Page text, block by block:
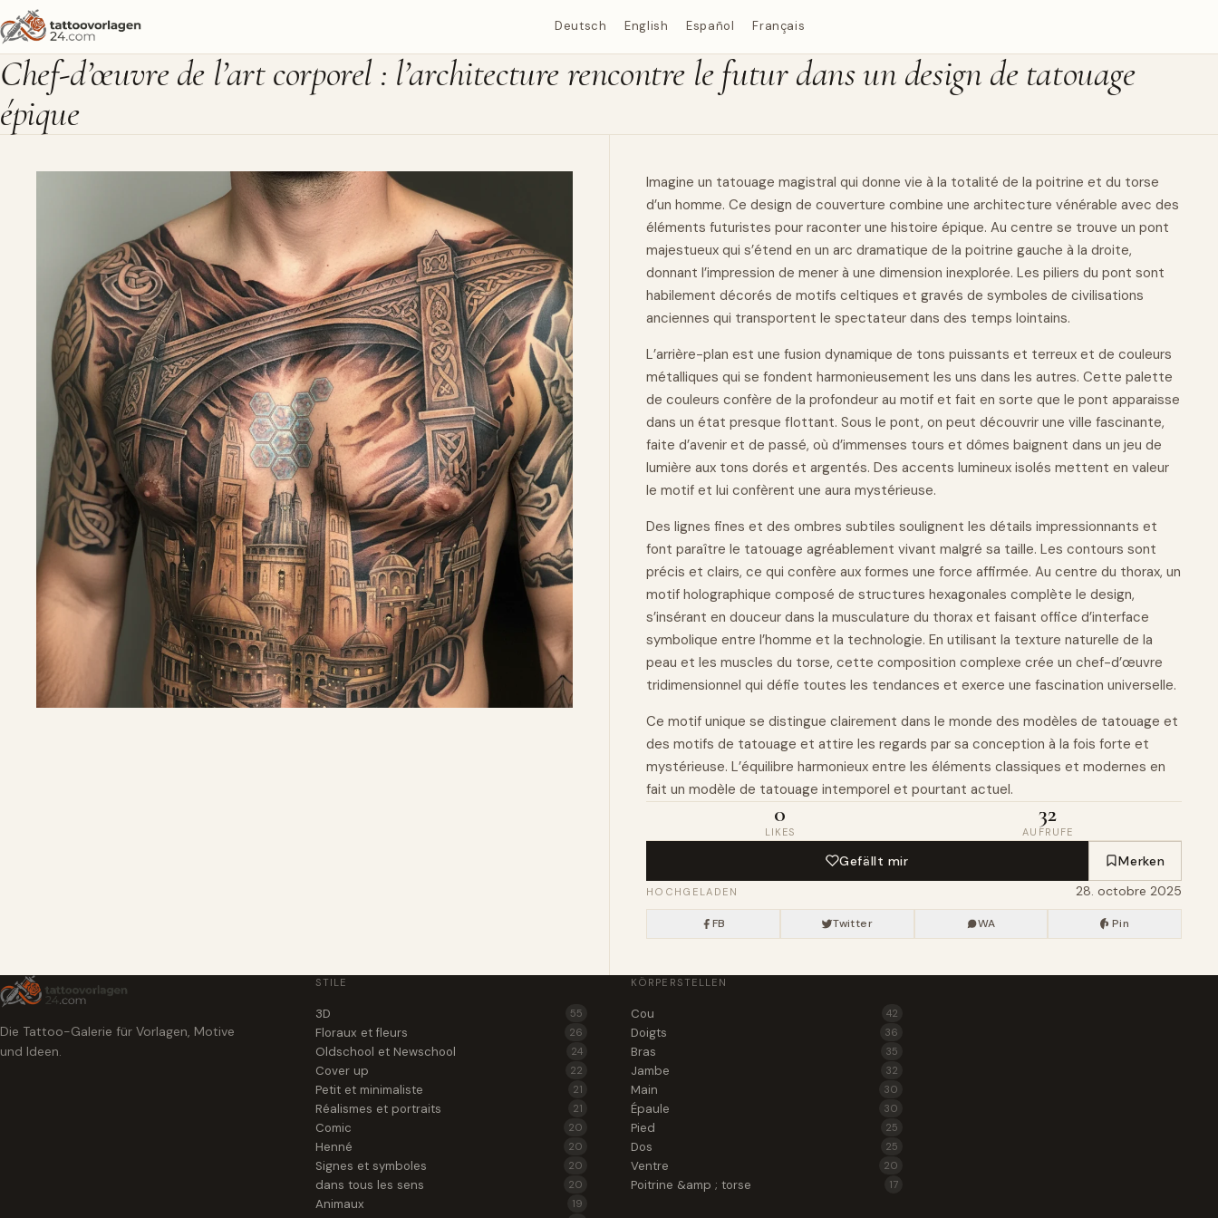
Deutsch English Español Français
Chef-d’œuvre de l’art corporel : l’architecture rencontre le futur dans un design de tatouage
épique
Imagine un tatouage magistral qui donne vie à la totalité de la poitrine et du torse
d’un homme. Ce design de couverture combine une architecture vénérable avec des
éléments futuristes pour raconter une histoire épique. Au centre se trouve un pont
majestueux qui s’étend en un arc dramatique de la poitrine gauche à la droite,
donnant l’impression de mener à une dimension inexplorée. Les piliers du pont sont
habilement décorés de motifs celtiques et gravés de symboles de civilisations
anciennes qui transportent le spectateur dans des temps lointains.
L’arrière-plan est une fusion dynamique de tons puissants et terreux et de couleurs
métalliques qui se fondent harmonieusement les uns dans les autres. Cette palette
de couleurs confère de la profondeur au motif et fait en sorte que le pont apparaisse
dans un état presque flottant. Sous le pont, on peut découvrir une ville fascinante,
faite d’avenir et de passé, où d’immenses tours et dômes baignent dans un jeu de
lumière aux tons dorés et argentés. Des accents lumineux isolés mettent en valeur
le motif et lui confèrent une aura mystérieuse.
Des lignes fines et des ombres subtiles soulignent les détails impressionnants et
font paraître le tatouage agréablement vivant malgré sa taille. Les contours sont
précis et clairs, ce qui confère aux formes une force affirmée. Au centre du thorax, un
motif holographique composé de structures hexagonales complète le design,
s’insérant en douceur dans la musculature du thorax et faisant office d’interface
symbolique entre l’homme et la technologie. En utilisant la texture naturelle de la
peau et les muscles du torse, cette composition complexe crée un chef-d’œuvre
tridimensionnel qui défie toutes les tendances et exerce une fascination universelle.
Ce motif unique se distingue clairement dans le monde des modèles de tatouage et
des motifs de tatouage et attire les regards par sa conception à la fois forte et
mystérieuse. L’équilibre harmonieux entre les éléments classiques et modernes en
fait un modèle de tatouage intemporel et pourtant actuel.
0
LIKES
32
AUFRUFE
Gefällt mir Merken
HOCHGELADEN 28. octobre 2025
FB Twitter WA Pin
Die Tattoo-Galerie für Vorlagen, Motive
und Ideen.
STILE
3D 55
Floraux et fleurs 26
Oldschool et Newschool 24
Cover up 22
Petit et minimaliste 21
Réalismes et portraits 21
Comic 20
Henné 20
Signes et symboles 20
dans tous les sens 20
Animaux 19
KÖRPERSTELLEN
Cou 42
Doigts 36
Bras 35
Jambe 32
Main 30
Épaule 30
Pied 25
Dos 25
Ventre 20
Poitrine &amp ; torse 17